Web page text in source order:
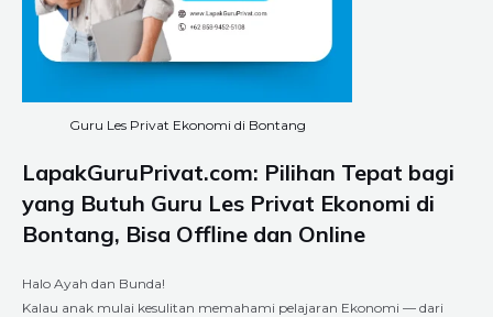
Guru Les Privat Ekonomi di Bontang
LapakGuruPrivat.com: Pilihan Tepat bagi
yang Butuh Guru Les Privat Ekonomi di
Bontang, Bisa Offline dan Online
Halo Ayah dan Bunda!
Kalau anak mulai kesulitan memahami pelajaran Ekonomi — dari